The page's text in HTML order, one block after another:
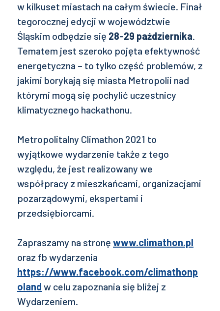
w kilkuset miastach na całym świecie. Finał
tegorocznej edycji w województwie
Śląskim odbędzie się 28-29 października.
Tematem jest szeroko pojęta efektywność
energetyczna – to tylko część problemów, z
jakimi borykają się miasta Metropolii nad
którymi mogą się pochylić uczestnicy
klimatycznego hackathonu.
Metropolitalny Climathon 2021 to
wyjątkowe wydarzenie także z tego
względu, że jest realizowany we
współpracy z mieszkańcami, organizacjami
pozarządowymi, ekspertami i
przedsiębiorcami.
Zapraszamy na stronę www.climathon.pl
oraz fb wydarzenia
https://www.facebook.com/climathonp
oland w celu zapoznania się bliżej z
Wydarzeniem.